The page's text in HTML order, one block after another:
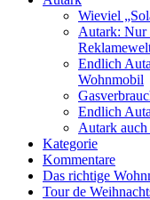
Wieviel
Autark: Nur
Endlich
Wohnmobil
Endlich
Autark
Kategorie
Kommentare
Das richtige
Tour de